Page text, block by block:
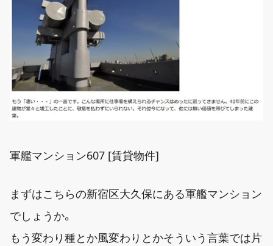
軍艦マンション607 [賃貸物件]
まずはこちらの新宿区大久保にある軍艦マンション
でしょうか。
もう変わり種とか風変わりとかそういう言葉では片